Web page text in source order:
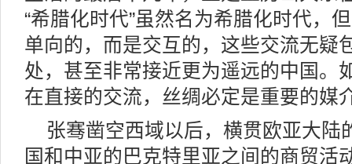
“希腊化时代”虽然名为希腊化时代，
单向的，而是交互的，这些交流无疑
处，甚至非常接近更为遥远的中国。
在直接的交流，丝绸必定是重要的媒
张骞凿空西域以后，横贯欧亚大陆
国和中亚的巴克特里亚之间的商贸活